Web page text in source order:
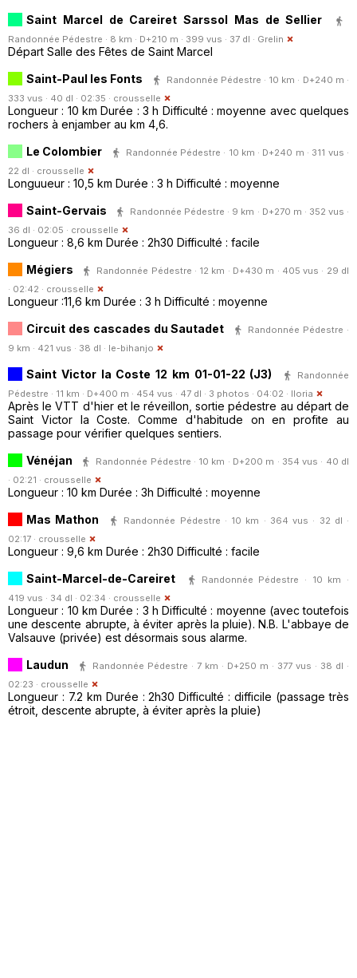
Saint Marcel de Careiret Sarssol Mas de Sellier
Randonnée Pédestre · 8 km · D+210 m · 399 vus · 37 dl · Grelin
Départ Salle des Fêtes de Saint Marcel
Saint-Paul les Fonts
Randonnée Pédestre · 10 km · D+240 m ·
333 vus · 40 dl · 02:35 · crousselle
Longueur : 10 km Durée : 3 h Difficulté : moyenne avec quelques
rochers à enjamber au km 4,6.
Le Colombier
Randonnée Pédestre · 10 km · D+240 m · 311 vus ·
22 dl · crousselle
Longuueur : 10,5 km Durée : 3 h Difficulté : moyenne
Saint-Gervais
Randonnée Pédestre · 9 km · D+270 m · 352 vus ·
36 dl · 02:05 · crousselle
Longueur : 8,6 km Durée : 2h30 Difficulté : facile
Mégiers
Randonnée Pédestre · 12 km · D+430 m · 405 vus · 29 dl
· 02:42 · crousselle
Longueur :11,6 km Durée : 3 h Difficulté : moyenne
Circuit des cascades du Sautadet
Randonnée Pédestre ·
9 km · 421 vus · 38 dl · le-bihanjo
Saint Victor la Coste 12 km 01-01-22 (J3)
Randonnée
Pédestre · 11 km · D+400 m · 454 vus · 47 dl · 3 photos · 04:02 · lloria
Après le VTT d'hier et le réveillon, sortie pédestre au départ de
Saint Victor la Coste. Comme d'habitude on en profite au
passage pour vérifier quelques sentiers.
Vénéjan
Randonnée Pédestre · 10 km · D+200 m · 354 vus · 40 dl
· 02:21 · crousselle
Longueur : 10 km Durée : 3h Difficulté : moyenne
Mas Mathon
Randonnée Pédestre · 10 km · 364 vus · 32 dl ·
02:17 · crousselle
Longueur : 9,6 km Durée : 2h30 Difficulté : facile
Saint-Marcel-de-Careiret
Randonnée Pédestre · 10 km ·
419 vus · 34 dl · 02:34 · crousselle
Longueur : 10 km Durée : 3 h Difficulté : moyenne (avec toutefois
une descente abrupte, à éviter après la pluie). N.B. L'abbaye de
Valsauve (privée) est désormais sous alarme.
Laudun
Randonnée Pédestre · 7 km · D+250 m · 377 vus · 38 dl ·
02:23 · crousselle
Longueur : 7.2 km Durée : 2h30 Difficulté : difficile (passage très
étroit, descente abrupte, à éviter après la pluie)